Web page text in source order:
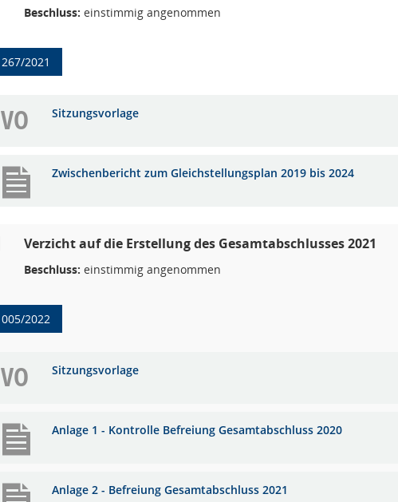
Beschluss: einstimmig angenommen
267/2021
VO Sitzungsvorlage
Zwischenbericht zum Gleichstellungsplan 2019 bis 2024
Verzicht auf die Erstellung des Gesamtabschlusses 2021
Beschluss: einstimmig angenommen
005/2022
VO Sitzungsvorlage
Anlage 1 - Kontrolle Befreiung Gesamtabschluss 2020
Anlage 2 - Befreiung Gesamtabschluss 2021